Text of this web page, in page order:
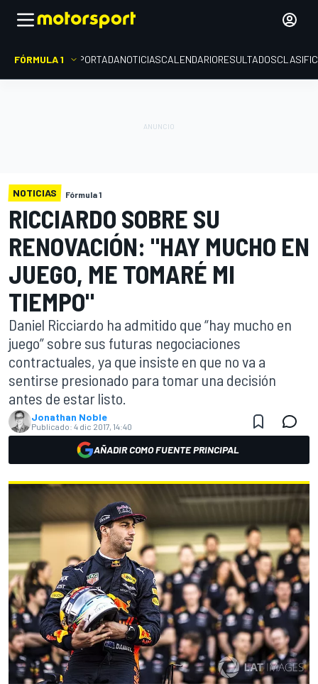
FÓRMULA 1 PORTADANOTICIASCALENDARIORESULTADOS
NOTICIAS Fórmula 1
RICCIARDO SOBRE SU
RENOVACIÓN: "HAY MUCHO EN
JUEGO, ME TOMARÉ MI
TIEMPO"
Daniel Ricciardo ha admitido que “hay mucho en
juego” sobre sus futuras negociaciones
contractuales, ya que insiste en que no va a
sentirse presionado para tomar una decisión
antes de estar listo.
Jonathan Noble
Publicado: 4 dic 2017, 14:40
AÑADIR COMO FUENTE PRINCIPAL